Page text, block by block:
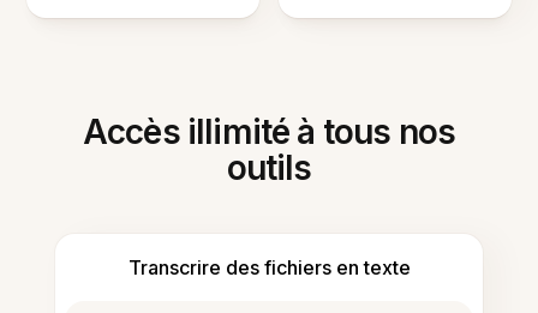
Accès illimité à tous nos
outils
Transcrire des fichiers en texte